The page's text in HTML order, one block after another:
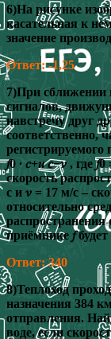
6)На рисунке
касательная к
значение
Ответ: -1,25
7)При сближении
сигналов,
навстречу друг
соответственно,
𝑓0 ∙ 𝑐+𝑢 𝑐−𝜈 , где
скорость
с и 𝜈 = 17 м/с –
относительно
распространения
приёмнике 𝑓
Ответ: 340
8)Теплоход
назначения 384
отправления.
воде, если